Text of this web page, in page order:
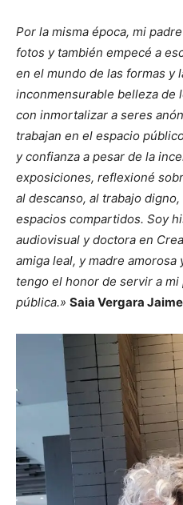
Por la misma época, mi
fotos y también empecé a
en el mundo de las formas y
inconmensurable belleza de
con inmortalizar a seres
trabajan en el espacio
y confianza a pesar de la
exposiciones, reflexioné
al descanso, al trabajo
espacios compartidos. Soy
audiovisual y doctora en
amiga leal, y madre
tengo el honor de servir a
pública.» Saia Vergara Jaime